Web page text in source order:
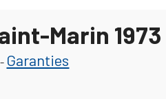
Marin 1973
Garanties